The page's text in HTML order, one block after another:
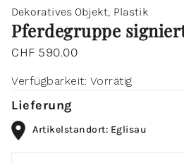
Dekoratives Objekt, Plastik
Pferdegruppe
CHF 590.00
Verfügbarkeit: Vorrätig
Lieferung
Artikelstandort: Eglisau